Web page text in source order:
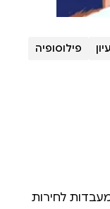
עיון פילוסופיה
לחירות